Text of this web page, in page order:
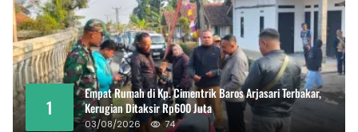
1
Empat Rumah di Kp. Cimentrik Baros Arjasari Terbakar,
Kerugian Ditaksir Rp600 Juta
03/08/2026 74